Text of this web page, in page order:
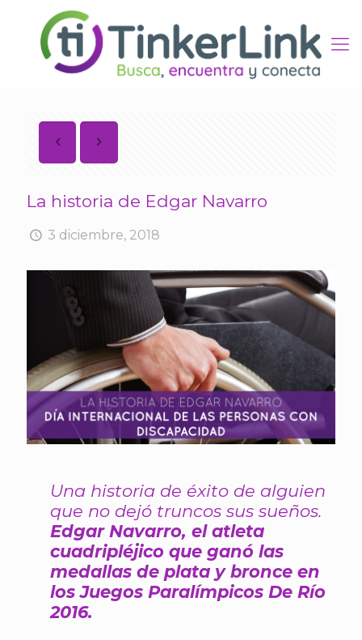
La historia de Edgar Navarro
3 diciembre, 2018
Una historia de éxito de alguien
que no dejó truncos sus sueños.
Edgar Navarro, el atleta
cuadripléjico que ganó las
medallas de plata y bronce en
los Juegos Paralímpicos De Río
2016.